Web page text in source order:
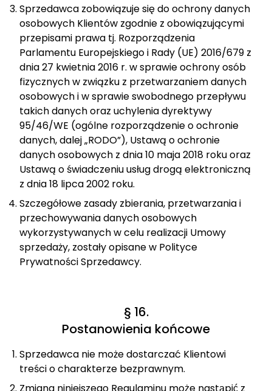
Sprzedawca zobowiązuje się do ochrony danych
osobowych Klientów zgodnie z obowiązującymi
przepisami prawa tj. Rozporządzenia
Parlamentu Europejskiego i Rady (UE) 2016/679 z
dnia 27 kwietnia 2016 r. w sprawie ochrony osób
fizycznych w związku z przetwarzaniem danych
osobowych i w sprawie swobodnego przepływu
takich danych oraz uchylenia dyrektywy
95/46/WE (ogólne rozporządzenie o ochronie
danych, dalej „RODO”), Ustawą o ochronie
danych osobowych z dnia 10 maja 2018 roku oraz
Ustawą o świadczeniu usług drogą elektroniczną
z dnia 18 lipca 2002 roku.
Szczegółowe zasady zbierania, przetwarzania i
przechowywania danych osobowych
wykorzystywanych w celu realizacji Umowy
sprzedaży, zostały opisane w Polityce
Prywatności Sprzedawcy.
§ 16.
Postanowienia końcowe
Sprzedawca nie może dostarczać Klientowi
treści o charakterze bezprawnym.